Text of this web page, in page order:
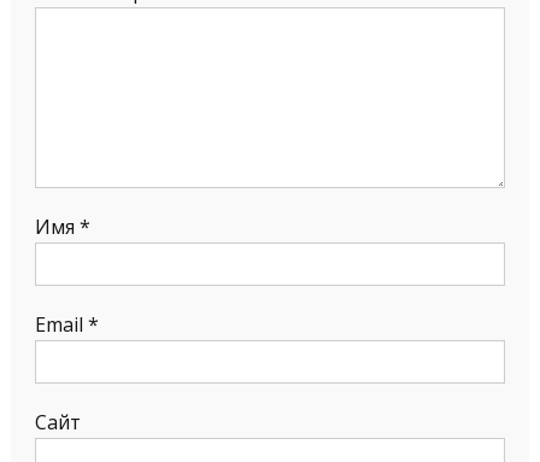
Имя *
Email *
Сайт